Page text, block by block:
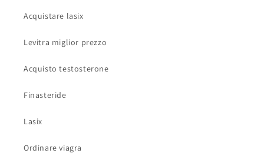
Acquistare lasix
Levitra miglior prezzo
Acquisto testosterone
Finasteride
Lasix
Ordinare viagra